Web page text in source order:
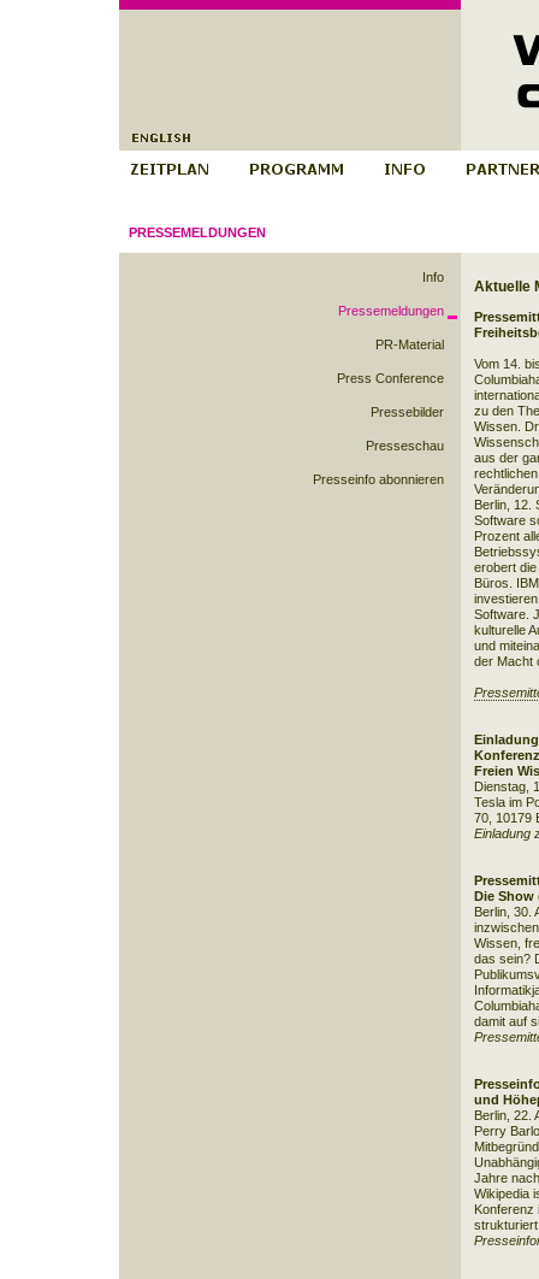
PRESSEMELDUNGEN
Info
Pressemeldungen
PR-Material
Press Conference
Pressebilder
Presseschau
Presseinfo abonnieren
Aktuelle
Vom 14.
zu den
Wissen.
aus der
Berlin, 12.
Software
Prozent
erobert
Büros.
Software.
kulturelle
und
der Macht
Freien
Dienstag,
Tesla im
70, 10179
Einladung
Die Show
Berlin, 30.
Wissen,
das sein?
damit auf
und
Berlin, 22.
Perry
Jahre
Wikipedia
Konferenz